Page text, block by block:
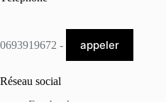
0693919672 - appeler
Réseau social